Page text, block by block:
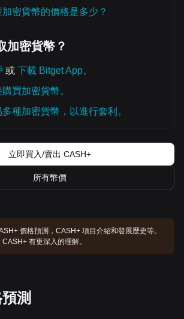
密貨幣的價格是多少？
加密貨幣？
或 下載 Bitget App。
買加密貨幣。
種加密貨幣，以進行套利。
立即買入/賣出 CASH+
所有幣價
價格預測，CASH+ 項目介紹和發展歷史等。
有更深入的理解。
測